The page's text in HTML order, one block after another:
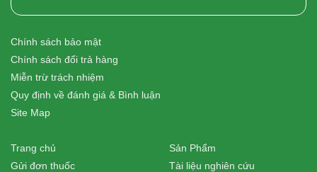
Chính sách bảo mật
Chính sách đổi trả hàng
Miễn trừ trách nhiệm
Quy định về đánh giá & Bình luận
Site Map
Trang chủ
Gửi đơn thuốc
Sản Phẩm
Tài liệu nghiên cứu